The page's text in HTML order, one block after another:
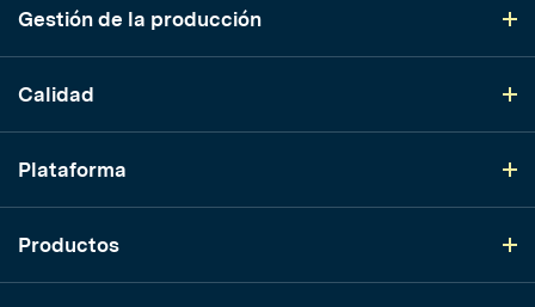
Gestión de la producción
Calidad
Plataforma
Productos